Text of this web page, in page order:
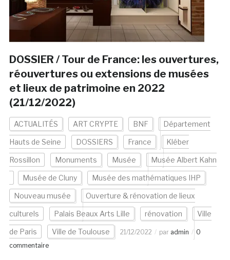
DOSSIER / Tour de France: les ouvertures,
réouvertures ou extensions de musées
et lieux de patrimoine en 2022
(21/12/2022)
ACTUALITÉS ART CRYPTE BNF Département
Hauts de Seine DOSSIERS France Kléber
Rossillon Monuments Musée Musée Albert Kahn
Musée de Cluny Musée des mathématiques IHP
Nouveau musée Ouverture & rénovation de lieux
culturels Palais Beaux Arts Lille rénovation Ville
de Paris Ville de Toulouse 21/12/2022 par admin
0
commentaire